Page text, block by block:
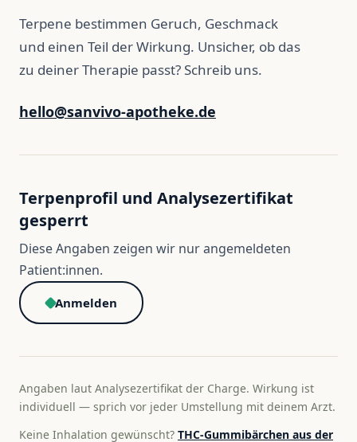
Terpene bestimmen Geruch, Geschmack
und einen Teil der Wirkung. Unsicher, ob das
zu deiner Therapie passt? Schreib uns.
hello@sanvivo-apotheke.de
Terpenprofil und Analysezertifikat
gesperrt
Diese Angaben zeigen wir nur angemeldeten
Patient:innen.
Anmelden
Angaben laut Analysezertifikat der Charge. Wirkung ist
individuell — sprich vor jeder Umstellung mit deinem Arzt.
Keine Inhalation gewünscht? THC-Gummibärchen aus der